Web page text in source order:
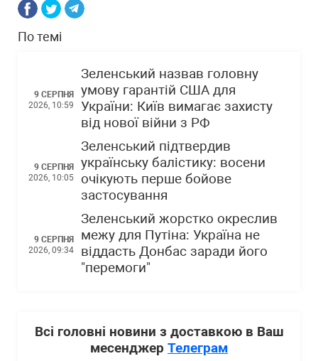
По темі
9 СЕРПНЯ
2026, 10:59
Зеленський назвав головну
умову гарантій США для
України: Київ вимагає захисту
від нової війни з РФ
9 СЕРПНЯ
2026, 10:05
Зеленський підтвердив
українську балістику: восени
очікують перше бойове
застосування
9 СЕРПНЯ
2026, 09:34
Зеленський жорстко окреслив
межу для Путіна: Україна не
віддасть Донбас заради його
"перемоги"
Всі головні новини з доставкою в Ваш
месенджер Телеграм